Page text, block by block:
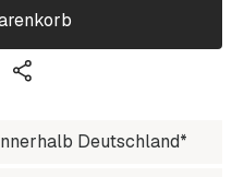
Deutschland*